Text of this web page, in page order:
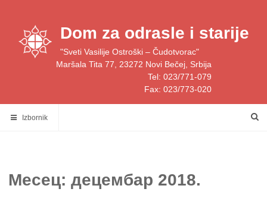
content
Dom za odrasle i starije
"Sveti Vasilije Ostroški – Čudotvorac"
Maršala Tita 77, 23272 Novi Bečej, Srbija
Tel: 023/771-079
Fax: 023/773-020
Izbornik
Месец: децембар 2018.